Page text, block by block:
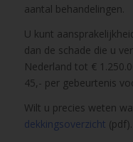
aantal behandelingen.
U kunt
dan de schade die u
Nederland tot €
45,- per gebeurtenis
Wilt u precies weten
dekkingsoverzicht (pdf).